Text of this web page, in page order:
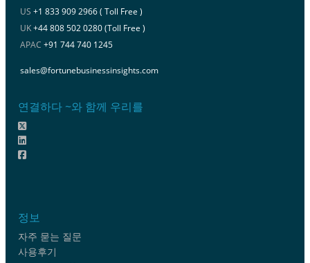
US +1 833 909 2966 ( Toll Free )
UK+44 808 502 0280 (Toll Free )
APAC +91 744 740 1245
sales@fortunebusinessinsights.com
연결하다 ~와 함께 우리를
정보
자주 묻는 질문
사용후기